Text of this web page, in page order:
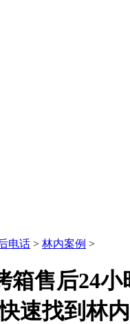
电话 > 林内案例 >
箱售后24小
速找到林